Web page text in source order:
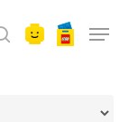
search